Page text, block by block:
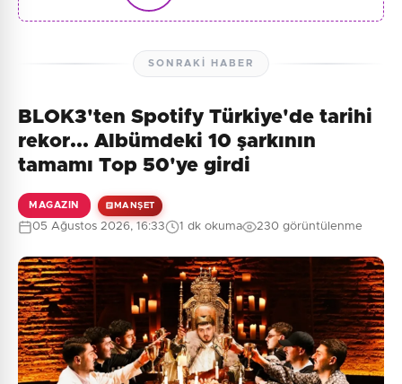
SONRAKI HABER
BLOK3'ten Spotify Türkiye'de tarihi
rekor... Albümdeki 10 şarkının
tamamı Top 50'ye girdi
MAGAZIN MANŞET
05 Ağustos 2026, 16:33 1 dk okuma 230 görüntülenme